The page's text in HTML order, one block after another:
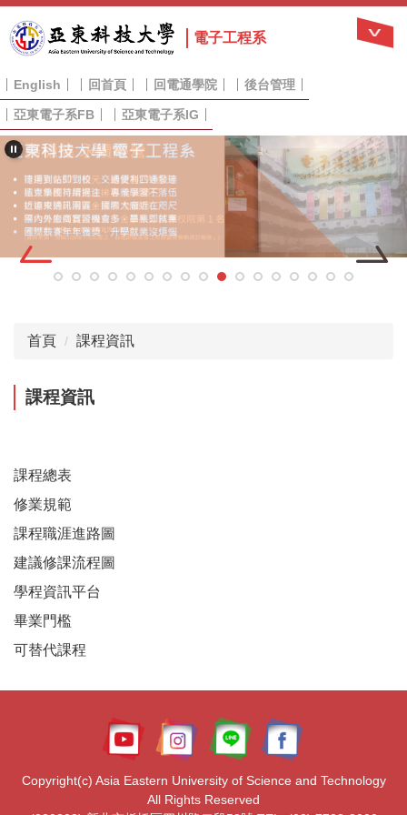
到
主
內
容
區
電子工程系
English 回首頁 回電通學院 後台管理
亞東電子系FB 亞東電子系IG
首頁 課程資訊
課程資訊
課程總表
修業規範
課程職涯進路圖
建議修課流程圖
學程資訊平台
畢業門檻
可替代課程
Copyright(c) Asia Eastern University of Science and Technology
All Rights Reserved